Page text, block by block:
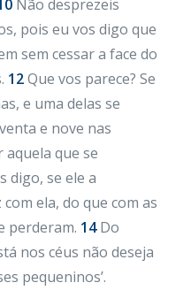
Não desprezeis
pois eu vos digo que
sem cessar a face do
12Que vos parece? Se
e uma delas se
e nove nas
que se
digo, se ele a
ela, do que com as
perderam. 14Do
nos céus não deseja
pequeninos’.